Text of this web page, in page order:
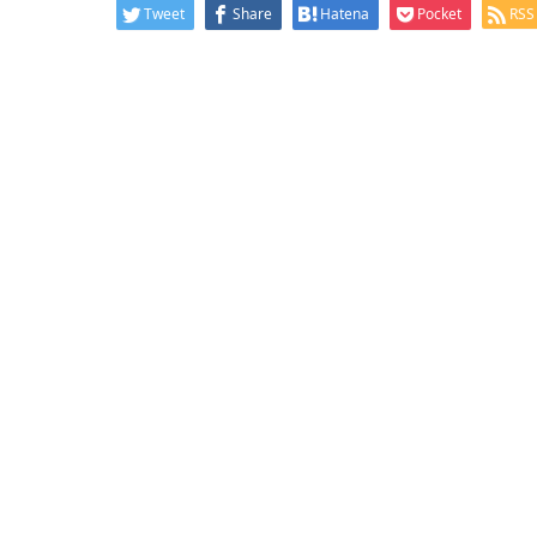
Tweet Share Hatena Pocket RSS